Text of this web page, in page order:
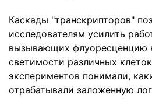
Каскады "транскрипторов"
исследователям усилить
вызывающих флуоресценцию
светимости различных
экспериментов понимали,
отрабатывали заложенную